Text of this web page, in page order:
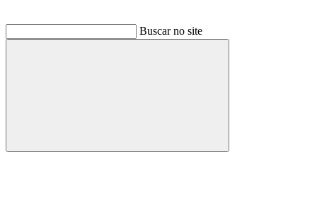
Buscar no site
Buscar